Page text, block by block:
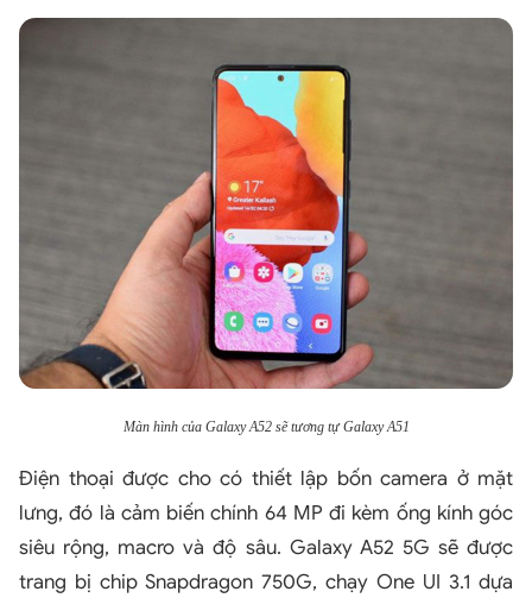
Màn hình của Galaxy A52 sẽ tương tự Galaxy A51
Điện thoại được cho có thiết lập bốn camera ở mặt
lưng, đó là cảm biến chính 64 MP đi kèm ống kính góc
siêu rộng, macro và độ sâu. Galaxy A52 5G sẽ được
trang bị chip Snapdragon 750G, chạy One UI 3.1 dựa